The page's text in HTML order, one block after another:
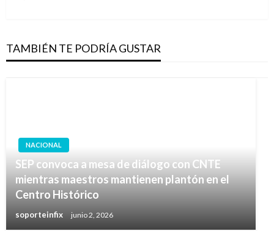
TAMBIÉN TE PODRÍA GUSTAR
NACIONAL
SEP convoca a mesa de diálogo con CNTE
mientras maestros mantienen plantón en el
Centro Histórico
soporteinfix junio 2, 2026